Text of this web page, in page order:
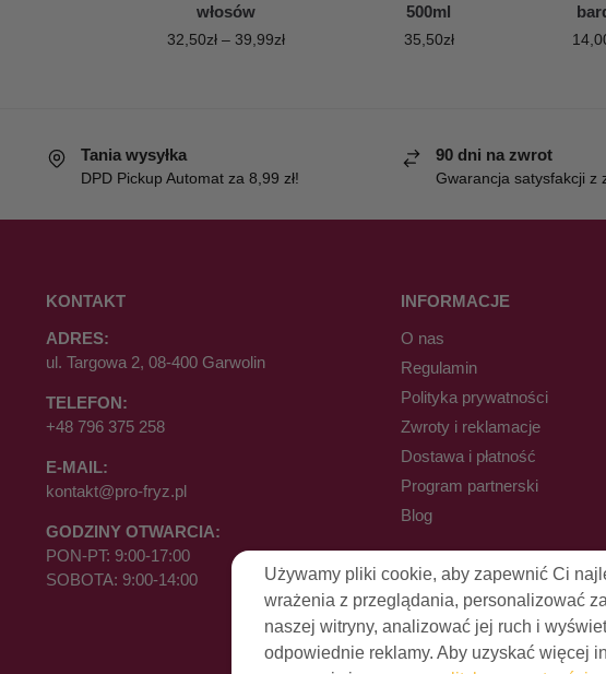
włosów
32,50zł – 39,99zł
500ml
35,50zł
Tania wysyłka
DPD Pickup Automat za 8,99 zł!
90 dni na zwrot
Gwarancja satysfakcji z
KONTAKT
ADRES:
ul. Targowa 2, 08-400 Garwolin
TELEFON:
+48 796 375 258
E-MAIL:
kontakt@pro-fryz.pl
GODZINY OTWARCIA:
PON-PT: 9:00-17:00
SOBOTA: 9:00-14:00
INFORMACJE
O nas
Regulamin
Polityka prywatności
Zwroty i reklamacje
Dostawa i płatność
Program partnerski
Blog
Używamy pliki cookie, aby zapewnić Ci
wrażenia z przeglądania, personalizować
naszej witryny, analizować jej ruch i
odpowiednie reklamy. Aby uzyskać więcej